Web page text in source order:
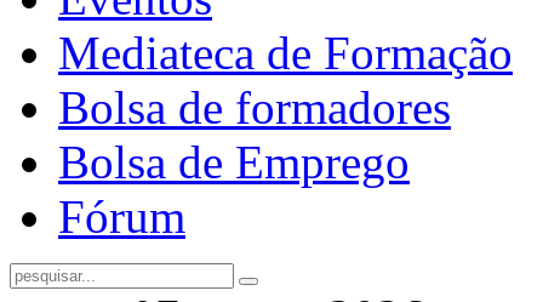
Mediateca de Formação
Bolsa de formadores
Bolsa de Emprego
Fórum